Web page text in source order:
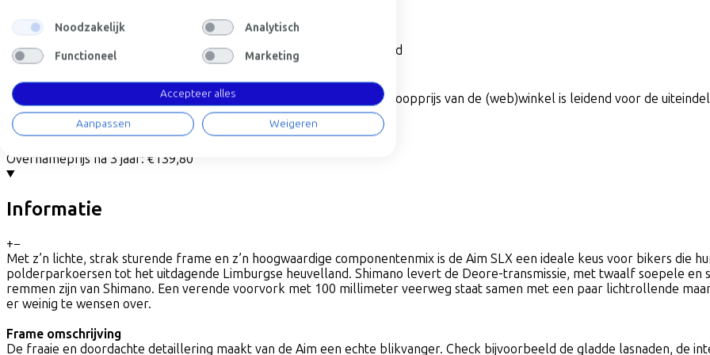
WERKNEMER ZELFSTANDIGE
Deze fiets lease je via je werkgever. Bereken de leaseprijs per maand
Bruto maandsalaris€
Mijn werkgever betaalt€
Let op: de vermelde lease- en verkoopprijzen zijn indicatief. De verkoopprijs van de (web)winkel is leidend voor de
Leaseprijs p/m vanaf
€24,42
Overnameprijs na 3 jaar: €139,80
Informatie
+−
Met z’n lichte, strak sturende frame en z’n hoogwaardige componentenmix is de Aim SLX een ideale keus voor bikers die
polderparkoersen tot het uitdagende Limburgse heuvelland. Shimano levert de Deore-transmissie, met twaalf soepele en
remmen zijn van Shimano. Een verende voorvork met 100 millimeter veerweg staat samen met een paar lichtrollende
er weinig te wensen over.
Frame omschrijving
De fraaie en doordachte detaillering maakt van de Aim een echte blikvanger. Check bijvoorbeeld de gladde lasnaden, de
Noodzakelijk Analytisch
Functioneel Marketing
Accepteer alles
Aanpassen Weigeren